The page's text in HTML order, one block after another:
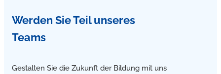
und Teilhabe finanziert werden, da wir ein anerkannter
Lernförderer des Kreises Ostprignitz Ruppin sind. Gerne
Werden Sie Teil unseres
Teams
Gestalten Sie die Zukunft der Bildung mit uns